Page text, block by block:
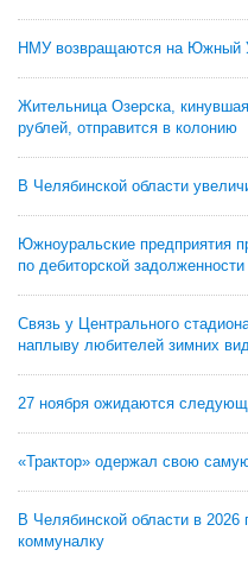
НМУ возвращаются на Южный
Жительница Озерска,
рублей, отправится в колонию
В Челябинской области
Южноуральские предприятия
по дебиторской задолженности
Связь у Центрального
наплыву любителей зимних
27 ноября ожидаются
«Трактор» одержал свою
В Челябинской области в
коммуналку